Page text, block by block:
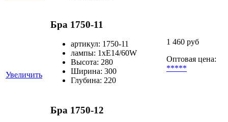
Увеличить
Бра 1750-11
артикул: 1750-11
лампы: 1хЕ14/60W
Высота: 280
Ширина: 300
Глубина: 220
1 460 руб
Оптовая цена:
*****
Бра 1750-12